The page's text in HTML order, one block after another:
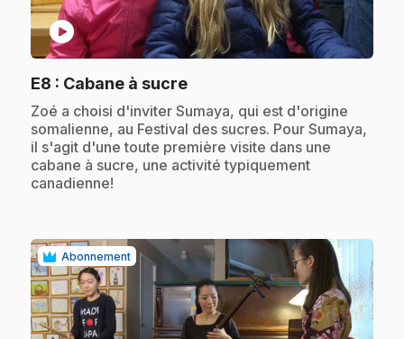
play_circle
E8 : Cabane à sucre.
.Zoé a choisi d'inviter Sumaya, qui est d'origine
somalienne, au Festival des sucres. Pour Sumaya,
il s'agit d'une toute première visite dans une
cabane à sucre, une activité typiquement
canadienne!
Abonnement